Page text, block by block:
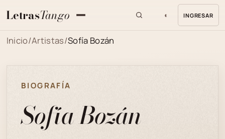
LetrasTango ◐ INGRESAR
Inicio/Artistas/Sofía Bozán
BIOGRAFÍA
Sofía Bozán